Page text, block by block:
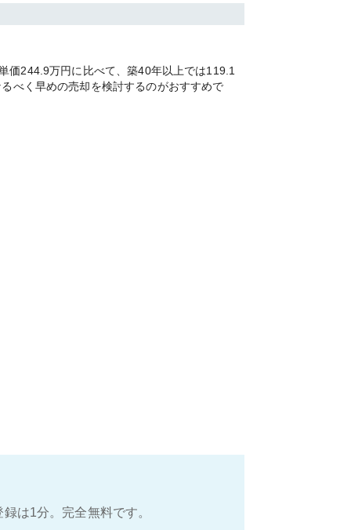
価244.9万円に比べて、築40年以上では119.1
べく早めの売却を検討するのがおすすめで
は1分。完全無料です。